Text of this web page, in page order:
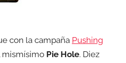
con la campaña Pushing
mismísimo Pie Hole. Diez